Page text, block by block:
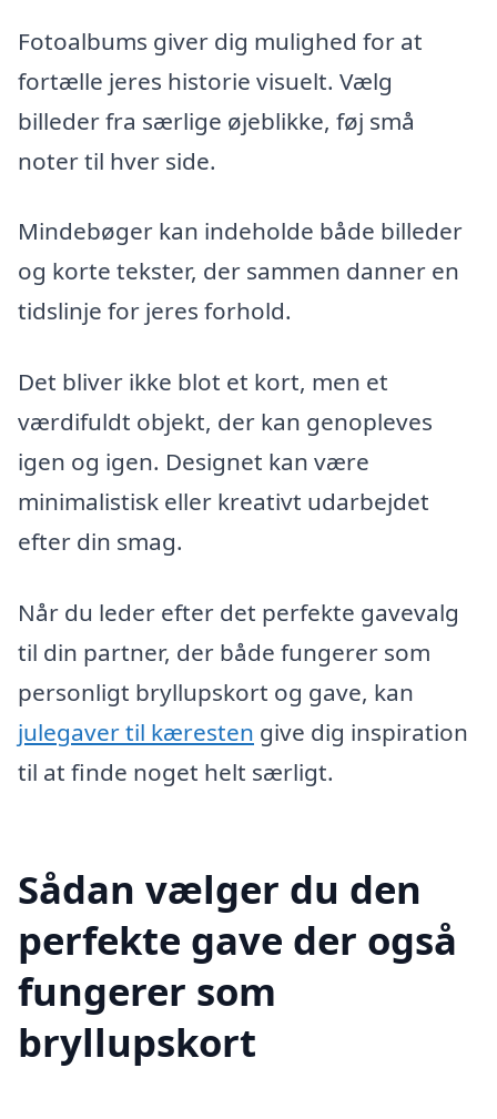
Fotoalbums giver dig mulighed for at
fortælle jeres historie visuelt. Vælg
billeder fra særlige øjeblikke, føj små
noter til hver side.
Mindebøger kan indeholde både billeder
og korte tekster, der sammen danner en
tidslinje for jeres forhold.
Det bliver ikke blot et kort, men et
værdifuldt objekt, der kan genopleves
igen og igen. Designet kan være
minimalistisk eller kreativt udarbejdet
efter din smag.
Når du leder efter det perfekte gavevalg
til din partner, der både fungerer som
personligt bryllupskort og gave, kan
julegaver til kæresten give dig inspiration
til at finde noget helt særligt.
Sådan vælger du den
perfekte gave der også
fungerer som
bryllupskort